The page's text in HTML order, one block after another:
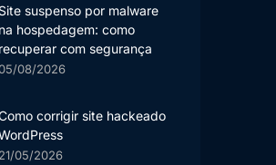
Site suspenso por malware
na hospedagem: como
recuperar com segurança
08/2026
corrigir site hackeado
21/05/2026